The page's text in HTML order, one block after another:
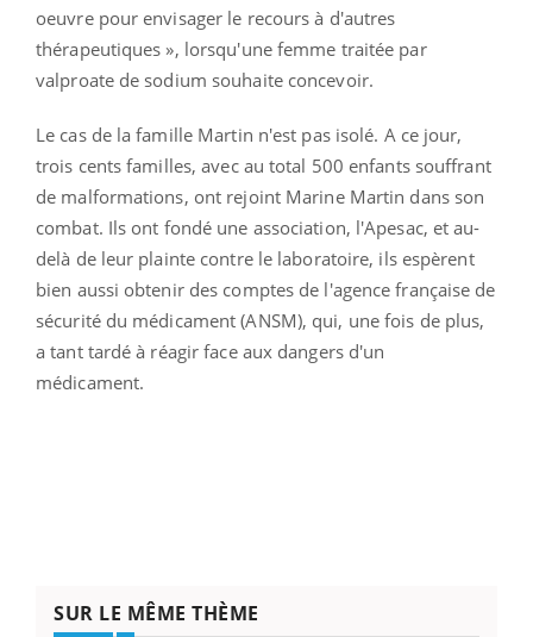
oeuvre pour envisager le recours à d'autres
thérapeutiques », lorsqu'une femme traitée par
valproate de sodium souhaite concevoir.
Le cas de la famille Martin n'est pas isolé. A ce jour,
trois cents familles, avec au total 500 enfants souffrant
de malformations, ont rejoint Marine Martin dans son
combat. Ils ont fondé une association, l'Apesac, et au-
delà de leur plainte contre le laboratoire, ils espèrent
bien aussi obtenir des comptes de l'agence française de
sécurité du médicament (ANSM), qui, une fois de plus,
a tant tardé à réagir face aux dangers d'un
médicament.
SUR LE MÊME THÈME